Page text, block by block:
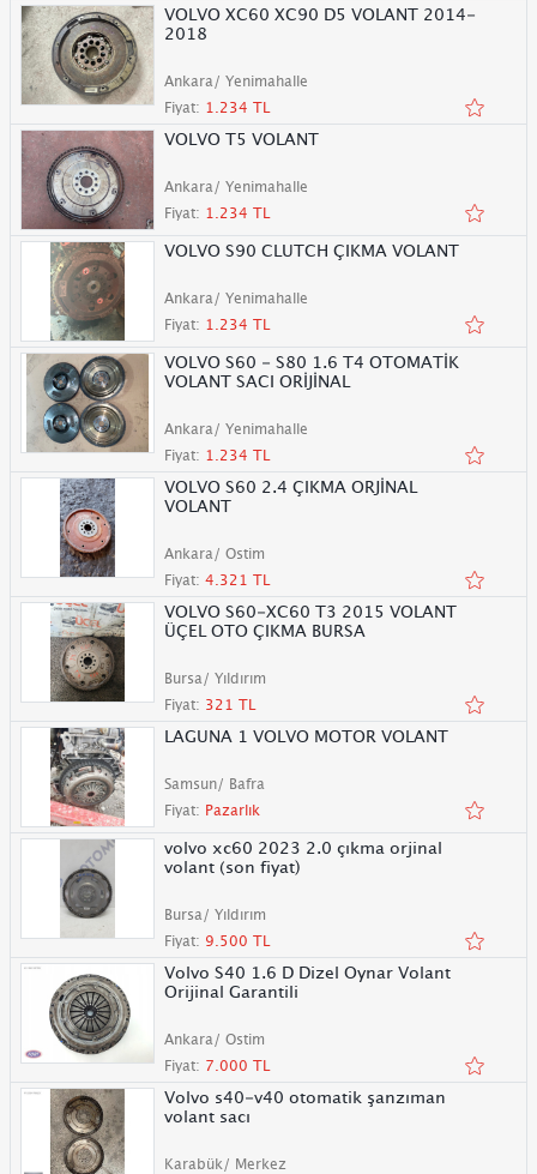
VOLVO XC60 XC90 D5 VOLANT 2014-
2018
Ankara/ Yenimahalle
Fiyat: 1.234 TL
VOLVO T5 VOLANT
Ankara/ Yenimahalle
Fiyat: 1.234 TL
VOLVO S90 CLUTCH ÇIKMA VOLANT
Ankara/ Yenimahalle
Fiyat: 1.234 TL
VOLVO S60 - S80 1.6 T4 OTOMATİK
VOLANT SACI ORİJİNAL
Ankara/ Yenimahalle
Fiyat: 1.234 TL
VOLVO S60 2.4 ÇIKMA ORJİNAL
VOLANT
Ankara/ Ostim
Fiyat: 4.321 TL
VOLVO S60-XC60 T3 2015 VOLANT
ÜÇEL OTO ÇIKMA BURSA
Bursa/ Yıldırım
Fiyat: 321 TL
LAGUNA 1 VOLVO MOTOR VOLANT
Samsun/ Bafra
Fiyat: Pazarlık
volvo xc60 2023 2.0 çıkma orjinal
volant (son fiyat)
Bursa/ Yıldırım
Fiyat: 9.500 TL
Volvo S40 1.6 D Dizel Oynar Volant
Orijinal Garantili
Ankara/ Ostim
Fiyat: 7.000 TL
Volvo s40-v40 otomatik şanzıman
volant sacı
Karabük/ Merkez